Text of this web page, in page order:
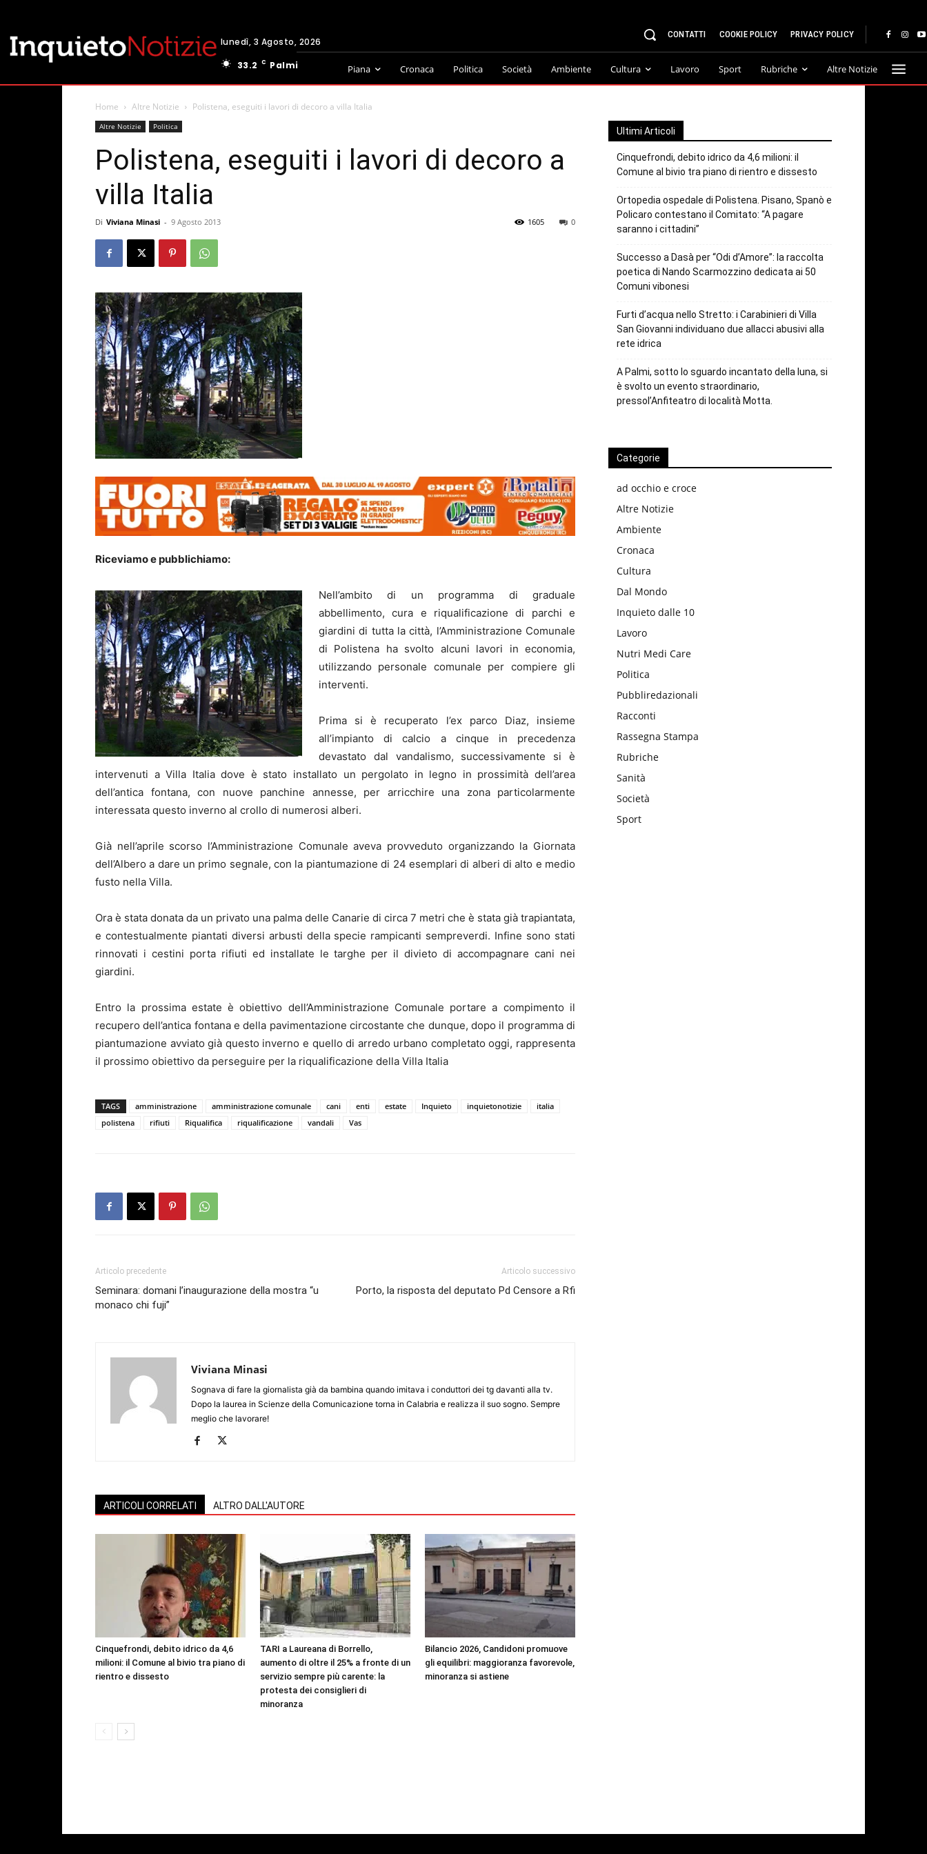
lunedì, 3 Agosto, 2026
33.2
C Palmi
CONTATTI COOKIE POLICY PRIVACY POLICY
Piana Cronaca Politica Società Ambiente Cultura Lavoro Sport Rubriche Altre Notizie
Home Altre Notizie Polistena, eseguiti i lavori di decoro a villa Italia
Altre Notizie Politica
Polistena, eseguiti i lavori di decoro a
villa Italia
Di Viviana Minasi - 9 Agosto 2013 0
1605
Riceviamo e pubblichiamo:
Nell’ambito di un programma di graduale
abbellimento, cura e riqualificazione di parchi e
giardini di tutta la città, l’Amministrazione Comunale
di Polistena ha svolto alcuni lavori in economia,
utilizzando personale comunale per compiere gli
interventi.
Prima si è recuperato l’ex parco Diaz, insieme
all’impianto di calcio a cinque in precedenza
devastato dal vandalismo, successivamente si è
intervenuti a Villa Italia dove è stato installato un pergolato in legno in prossimità dell’area
dell’antica fontana, con nuove panchine annesse, per arricchire una zona particolarmente
interessata questo inverno al crollo di numerosi alberi.
Già nell’aprile scorso l’Amministrazione Comunale aveva provveduto organizzando la Giornata
dell’Albero a dare un primo segnale, con la piantumazione di 24 esemplari di alberi di alto e medio
fusto nella Villa.
Ora è stata donata da un privato una palma delle Canarie di circa 7 metri che è stata già trapiantata,
e contestualmente piantati diversi arbusti della specie rampicanti sempreverdi. Infine sono stati
rinnovati i cestini porta rifiuti ed installate le targhe per il divieto di accompagnare cani nei
giardini.
Entro la prossima estate è obiettivo dell’Amministrazione Comunale portare a compimento il
recupero dell’antica fontana e della pavimentazione circostante che dunque, dopo il programma di
piantumazione avviato già questo inverno e quello di arredo urbano completato oggi, rappresenta
il prossimo obiettivo da perseguire per la riqualificazione della Villa Italia
TAGS amministrazione amministrazione comunale cani enti estate Inquieto inquietonotizie
italia
polistena
rifiuti Riqualifica riqualificazione vandali Vas
Articolo precedente
Seminara: domani l’inaugurazione della mostra “u
monaco chi fuji”
Articolo successivo
Porto, la risposta del deputato Pd Censore a Rfi
Viviana Minasi
Sognava di fare la giornalista già da bambina quando imitava i conduttori dei tg davanti alla tv.
Dopo la laurea in Scienze della Comunicazione torna in Calabria e realizza il suo sogno. Sempre
meglio che lavorare!
ARTICOLI CORRELATI ALTRO DALL'AUTORE
Cinquefrondi, debito idrico da 4,6
milioni: il Comune al bivio tra piano di
rientro e dissesto
TARI a Laureana di Borrello,
aumento di oltre il 25% a fronte di un
servizio sempre più carente: la
protesta dei consiglieri di
minoranza
Bilancio 2026, Candidoni promuove
gli equilibri: maggioranza favorevole,
minoranza si astiene
Ultimi Articoli
Cinquefrondi, debito idrico da 4,6 milioni: il
Comune al bivio tra piano di rientro e dissesto
Ortopedia ospedale di Polistena. Pisano, Spanò e
Policaro contestano il Comitato: “A pagare
saranno i cittadini”
Successo a Dasà per “Odi d’Amore”: la raccolta
poetica di Nando Scarmozzino dedicata ai 50
Comuni vibonesi
Furti d’acqua nello Stretto: i Carabinieri di Villa
San Giovanni individuano due allacci abusivi alla
rete idrica
A Palmi, sotto lo sguardo incantato della luna, si
è svolto un evento straordinario,
pressol’Anfiteatro di località Motta.
Categorie
ad occhio e croce
Altre Notizie
Ambiente
Cronaca
Cultura
Dal Mondo
Inquieto dalle 10
Lavoro
Nutri Medi Care
Politica
Pubbliredazionali
Racconti
Rassegna Stampa
Rubriche
Sanità
Società
Sport